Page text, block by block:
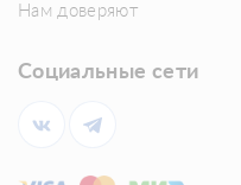
Нам доверяют
Социальные сети